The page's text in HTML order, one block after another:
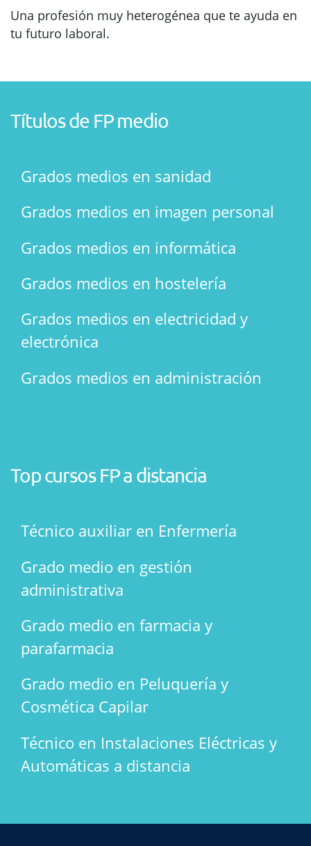
Una profesión muy heterogénea que te ayuda en
tu futuro laboral.
Títulos de FP medio
Grados medios en sanidad
Grados medios en imagen personal
Grados medios en informática
Grados medios en hostelería
Grados medios en electricidad y
electrónica
Grados medios en administración
Top cursos FP a distancia
Técnico auxiliar en Enfermería
Grado medio en gestión
administrativa
Grado medio en farmacia y
parafarmacia
Grado medio en Peluquería y
Cosmética Capilar
Técnico en Instalaciones Eléctricas y
Automáticas a distancia